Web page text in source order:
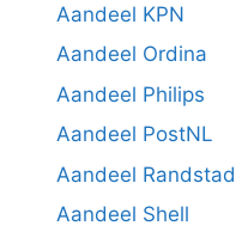
Aandeel KPN
Aandeel Ordina
Aandeel Philips
Aandeel PostNL
Aandeel Randstad
Aandeel Shell